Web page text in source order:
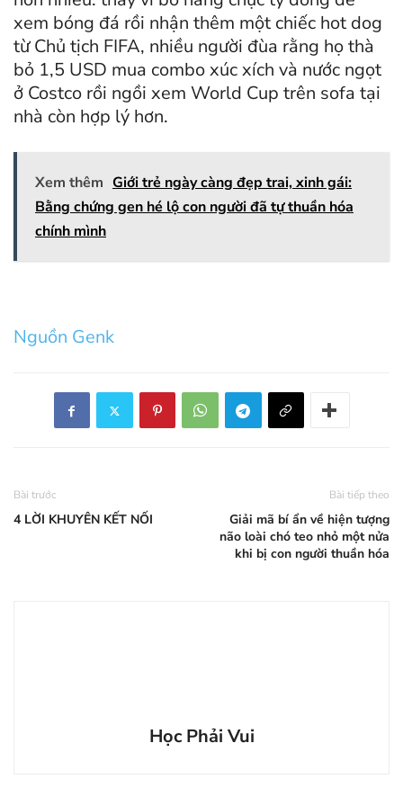
xem bóng đá rồi nhận thêm một chiếc hot dog
từ Chủ tịch FIFA, nhiều người đùa rằng họ thà
bỏ 1,5 USD mua combo xúc xích và nước ngọt
ở Costco rồi ngồi xem World Cup trên sofa tại
nhà còn hợp lý hơn.
Xem thêm Giới trẻ ngày càng đẹp trai, xinh gái:
Bằng chứng gen hé lộ con người đã tự thuần hóa
chính mình
Nguồn Genk
Bài trước
4 LỜI KHUYÊN KẾT NỐI
Bài tiếp theo
Giải mã bí ẩn về hiện tượng
não loài chó teo nhỏ một nửa
khi bị con người thuần hóa
Học Phải Vui